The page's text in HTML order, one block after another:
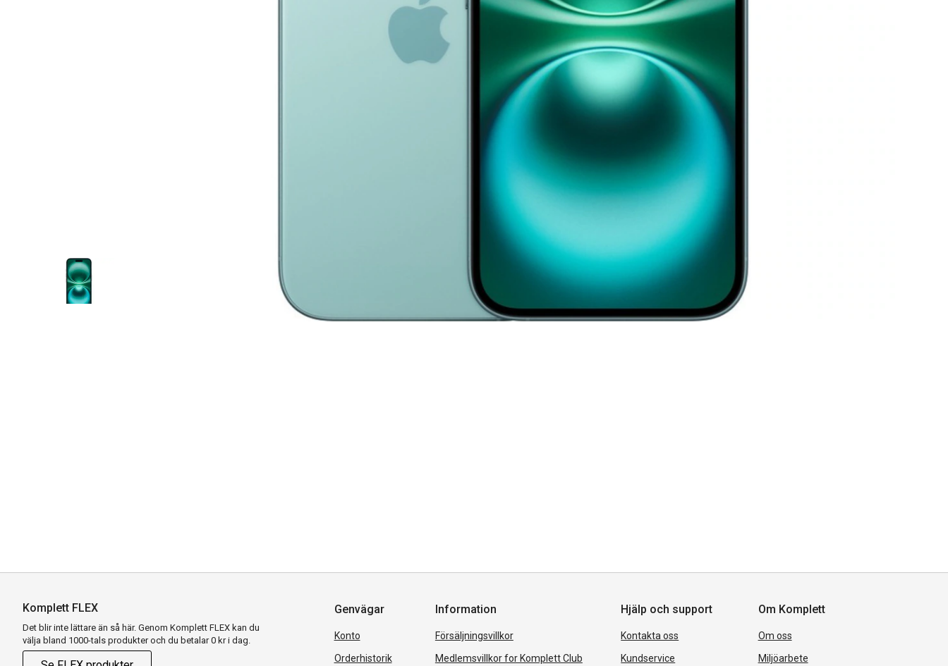
Komplett FLEX
Det blir inte lättare än så här. Genom Komplett FLEX kan du
välja bland 1000-tals produkter och du betalar 0 kr i dag.
Genvägar
Konto
Orderhistorik
Information
Försäljningsvillkor
Medlemsvillkor for Komplett Club
Hjälp och support
Kontakta oss
Kundservice
Om Komplett
Om oss
Miljöarbete